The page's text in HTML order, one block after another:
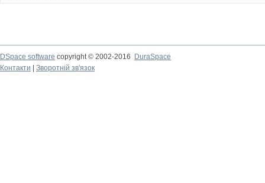
DSpace software copyright © 2002-2016
DuraSpace
Контакти
Зворотній зв'язок